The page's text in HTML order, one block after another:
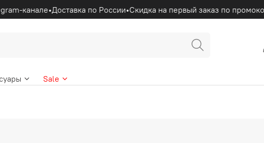
канале•Доставка по России•Скидка на первый заказ по
Sale